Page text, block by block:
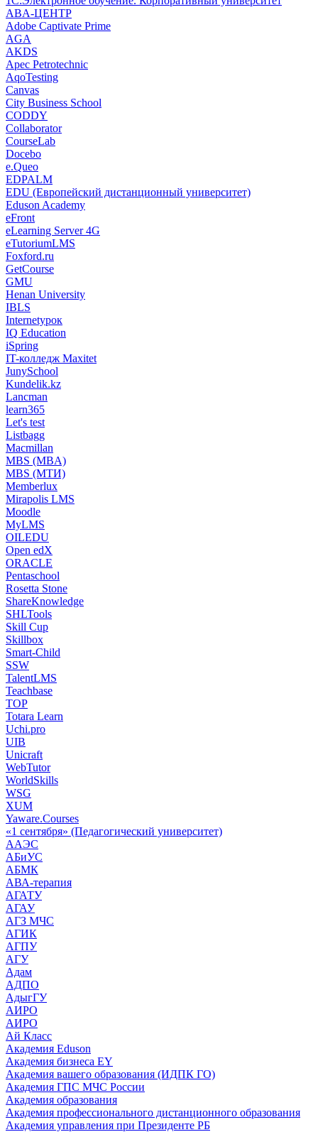
ABA-ЦЕНТР
Adobe Captivate Prime
AGA
AKDS
Apec Petrotechnic
AqoTesting
Canvas
City Business School
CODDY
Collaborator
CourseLab
Docebo
e.Queo
EDPALM
EDU (Европейский дистанционный университет)
Eduson Academy
eFront
eLearning Server 4G
eTutoriumLMS
Foxford.ru
GetCourse
GMU
Henan University
IBLS
Internetурок
IQ Education
iSpring
IT-колледж Maxitet
JunySchool
Kundelik.kz
Lancman
learn365
Let's test
Listbagg
Macmillan
MBS (MBA)
MBS (МТИ)
Memberlux
Mirapolis LMS
Moodle
MyLMS
OILEDU
Open edX
ORACLE
Pentaschool
Rosetta Stone
ShareKnowledge
SHLTools
Skill Cup
Skillbox
Smart-Child
SSW
TalentLMS
Teachbase
TOP
Totara Learn
Uchi.pro
UIB
Unicraft
WebTutor
WorldSkills
WSG
XUM
Yaware.Courses
«1 сентября» (Педагогический университет)
ААЭС
АБиУС
АБМК
АВА-терапия
АГАТУ
АГАУ
АГЗ МЧС
АГИК
АГПУ
АГУ
Адам
АДПО
АдыгГУ
АИРО
АИРО
Ай Класс
Академия Eduson
Академия бизнеса EY
Академия вашего образования (ИДПК ГО)
Академия ГПС МЧС России
Академия образования
Академия профессионального дистанционного образования
Академия управления при Президенте РБ